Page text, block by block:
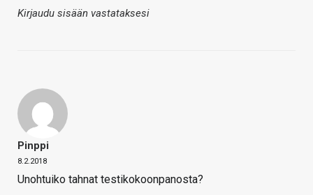
Kirjaudu sisään vastataksesi
Pinppi
8.2.2018
Unohtuiko tahnat testikokoonpanosta?